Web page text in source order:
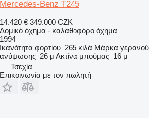
Mercedes-Benz T245
14.420 € 349.000 CZK
Δομικό όχημα - καλαθοφόρο όχημα
1994
Ικανότητα φορτίου 265 κιλά Μάρκα γερανού
ανύψωσης 26 μ Ακτίνα μπούμας 16 μ
Τσεχία
Επικοινωνία με τον πωλητή